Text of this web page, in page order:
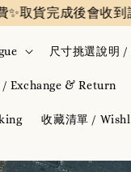
成後會收到評價通
尺寸挑選說明
Exchange & Return
收藏清單 /